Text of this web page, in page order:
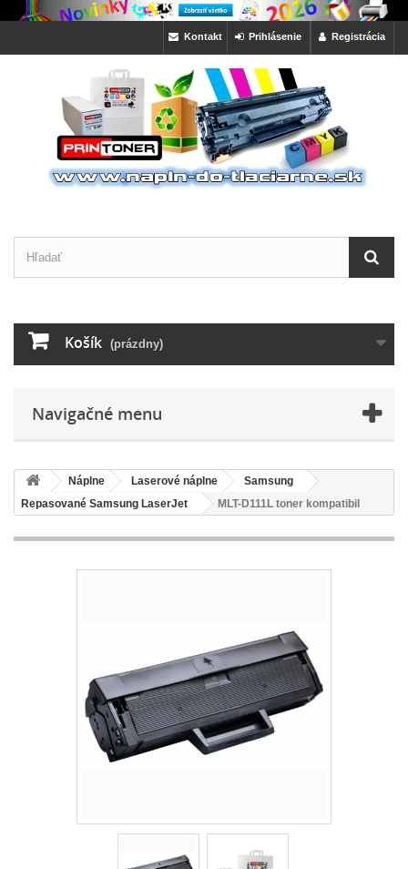
Registrácia
Prihlásenie
Kontakt
Košík (prázdny)
Navigačné menu
Náplne Laserové náplne
Samsung
Repasované Samsung LaserJet
MLT-D111L toner kompatibil